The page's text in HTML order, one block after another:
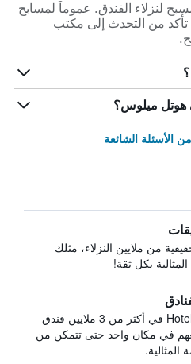
لنزلاء الفندق. عموماً لمسابح
تأكد من التحدث إلى مكتب
هوتل ميلوس؟
الأسئلة الشائعة
من ملايين النزلاء، مثلك
بكل ثقة!
يبحث HotelsCombined في أكثر من 3 ملايين فندق
في مكان واحد حتى تتمكن من
المثالية.